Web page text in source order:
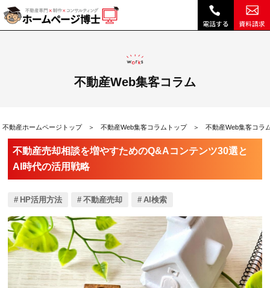
不動産Web集客コラム
不動産ホームページトップ 不動産Web集客コラムトップ 不動産Web集客コラ
不動産売却相談を増やすためのQ&Aコンテンツ30選と
AI時代の活用戦略
HP活用方法 不動産売却 AI検索